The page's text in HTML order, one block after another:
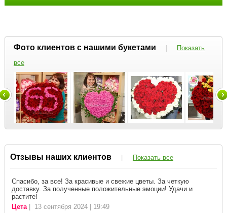
Фото клиентов с нашими букетами |
Показать
все
Отзывы наших клиентов | Показать все
Спасибо, за все! За красивые и свежие цветы. За четкую
доставку. За полученные положительные эмоции! Удачи и
растите!
Цета| 13 сентября 2024 | 19:49